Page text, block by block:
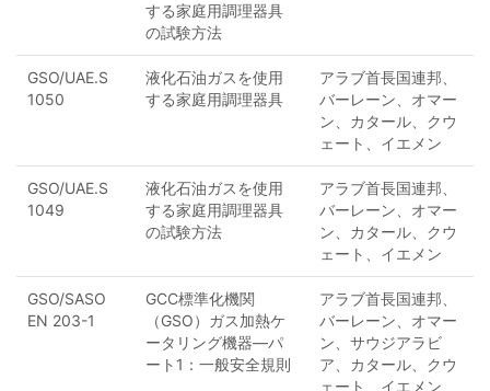
する家庭用調理器具
の試験方法
GSO/UAE.S
1050
液化石油ガスを使用
する家庭用調理器具
アラブ首長国連邦、
バーレーン、オマー
ン、カタール、クウ
ェート、イエメン
GSO/UAE.S
1049
液化石油ガスを使用
する家庭用調理器具
の試験方法
アラブ首長国連邦、
バーレーン、オマー
ン、カタール、クウ
ェート、イエメン
GSO/SASO
EN 203-1
GCC標準化機関
（GSO）ガス加熱ケ
ータリング機器—パ
ート1：一般安全規則
アラブ首長国連邦、
バーレーン、オマー
ン、サウジアラビ
ア、カタール、クウ
ェート、イエメン